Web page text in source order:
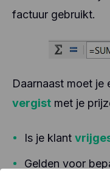
factuur gebruikt.
Daarnaast moet je
vergist met je
Is je klant
Gelden voor